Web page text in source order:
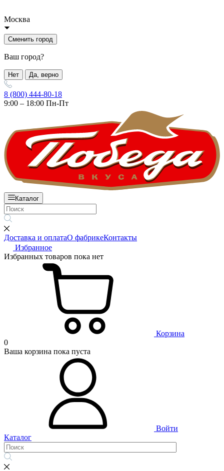
Москва
Сменить город
Ваш город?
Нет Да, верно
8 (800) 444-80-18
9:00 – 18:00 Пн-Пт
Каталог
Доставка и оплатаО фабрикеКонтакты
Избранное
Избранных товаров пока нет
Корзина
0
Ваша корзина пока пуста
Войти
Каталог